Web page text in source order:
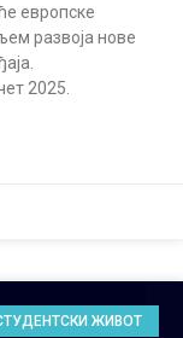
европске
развоја нове
2025.
ЖИВОТ